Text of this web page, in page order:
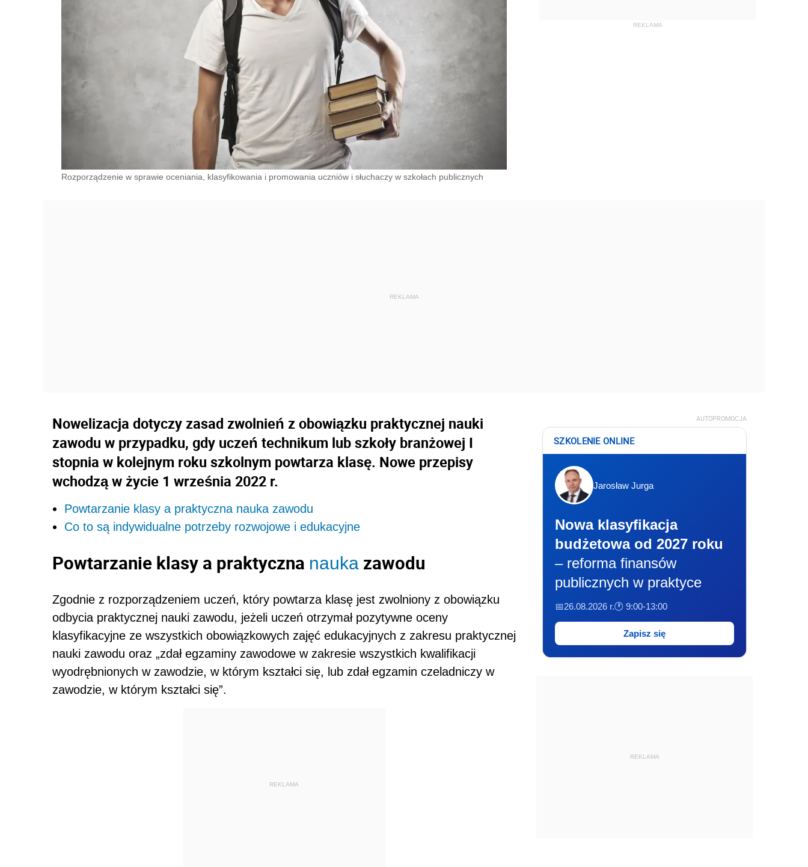
Rozporządzenie w sprawie oceniania, klasyfikowania i promowania uczniów i słuchaczy w szkołach publicznych
Nowelizacja dotyczy zasad zwolnień z obowiązku praktycznej nauki
zawodu w przypadku, gdy uczeń technikum lub szkoły branżowej I
stopnia w kolejnym roku szkolnym powtarza klasę. Nowe przepisy
wchodzą w życie 1 września 2022 r.
Powtarzanie klasy a praktyczna nauka zawodu
Co to są indywidualne potrzeby rozwojowe i edukacyjne
Powtarzanie klasy a praktyczna nauka zawodu
Zgodnie z rozporządzeniem uczeń, który powtarza klasę jest zwolniony z obowiązku
odbycia praktycznej nauki zawodu, jeżeli uczeń otrzymał pozytywne oceny
klasyfikacyjne ze wszystkich obowiązkowych zajęć edukacyjnych z zakresu praktycznej
nauki zawodu oraz „zdał egzaminy zawodowe w zakresie wszystkich kwalifikacji
wyodrębnionych w zawodzie, w którym kształci się, lub zdał egzamin czeladniczy w
zawodzie, w którym kształci się”.
REKLAMA
AUTOPROMOCJA
SZKOLENIE ONLINE
Jarosław Jurga
Nowa klasyfikacja
budżetowa od 2027 roku
– reforma finansów
publicznych w praktyce
📅26.08.2026 r.🕐 9:00-13:00
Zapisz się
REKLAMA